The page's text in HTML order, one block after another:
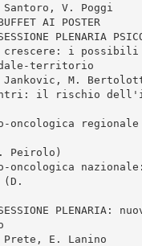
V. Poggi
AI POSTER
PLENARIA
crescere: i
territorio
Jankovic, M.
il rischio
oncologica regionale
Peirolo)
oncologica
(D.
PLENARIA:
E. Lanino